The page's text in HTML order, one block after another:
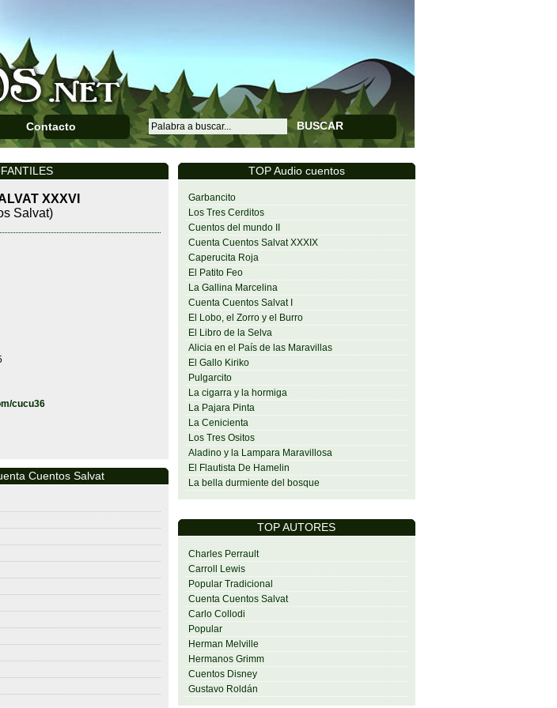
Contacto BUSCAR
TOP Audio cuentos
Garbancito
Los Tres Cerditos
Cuentos del mundo II
Cuenta Cuentos Salvat XXXIX
Caperucita Roja
El Patito Feo
La Gallina Marcelina
Cuenta Cuentos Salvat I
El Lobo, el Zorro y el Burro
El Libro de la Selva
Alicia en el País de las Maravillas
El Gallo Kiriko
Pulgarcito
La cigarra y la hormiga
La Pajara Pinta
La Cenicienta
Los Tres Ositos
Aladino y la Lampara Maravillosa
El Flautista De Hamelin
La bella durmiente del bosque
TOP AUTORES
Charles Perrault
Carroll Lewis
Popular Tradicional
Cuenta Cuentos Salvat
Carlo Collodi
Popular
Herman Melville
Hermanos Grimm
Cuentos Disney
Gustavo Roldán
XXXVI
Salvat)
cucu36
Cuentos Salvat